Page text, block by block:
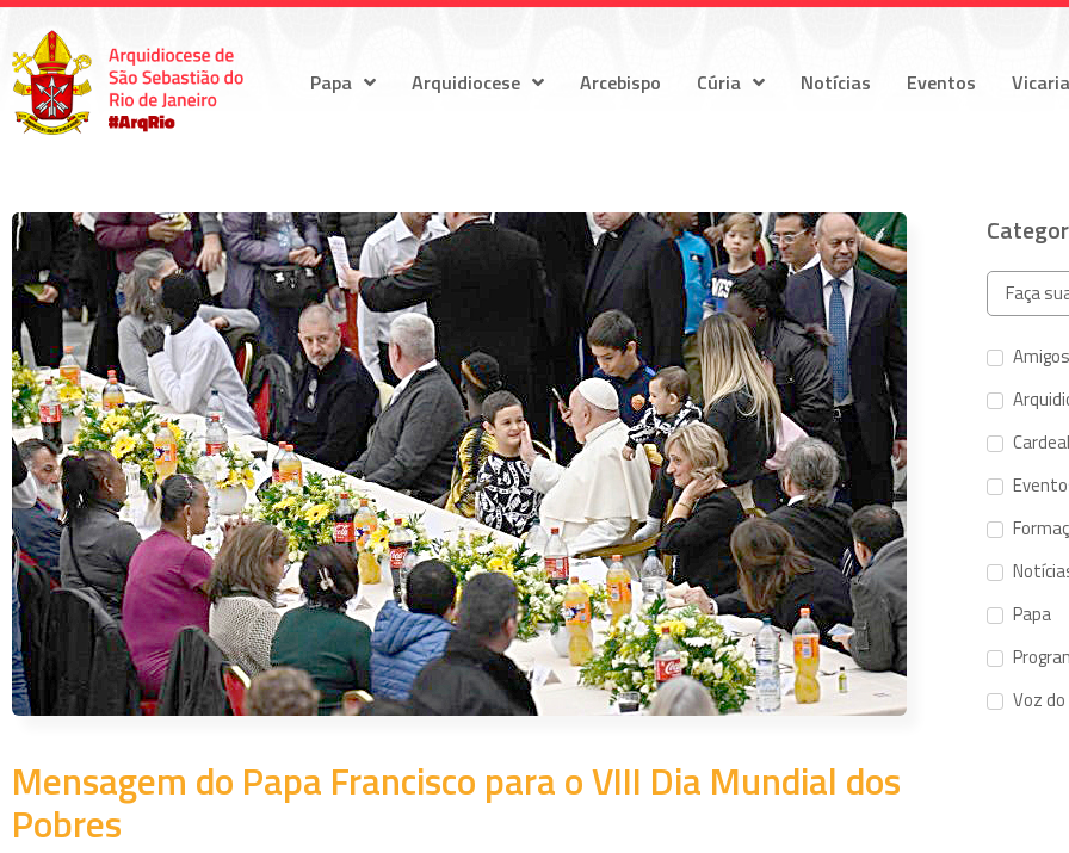
Papa Arquidiocese Arcebispo Cúria Notícias Eventos
Mensagem do Papa Francisco para o VIII Dia Mundial dos
Pobres
Papa
Voz